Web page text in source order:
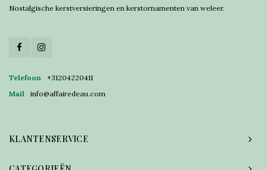
Nostalgische kerstversieringen en kerstornamenten van weleer.
Telefoon
+31204220411
Mail
info@affairedeau.com
KLANTENSERVICE